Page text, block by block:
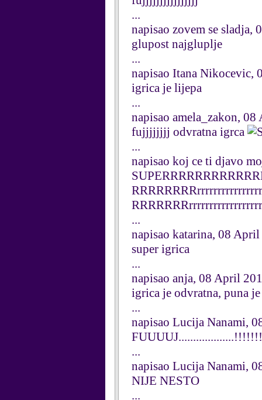
...
napisao zovem se sladja,
glupost najgluplje
...
napisao Itana Nikocevic,
igrica je lijepa
...
napisao amela_zakon,
fujjjjjjjj odvratna igrca
...
napisao koj ce ti djavo
...
napisao katarina, 08
super igrica
...
napisao anja, 08 April
igrica je odvratna, puna
...
napisao Lucija Nanami,
...
napisao Lucija Nanami,
NIJE NESTO
...